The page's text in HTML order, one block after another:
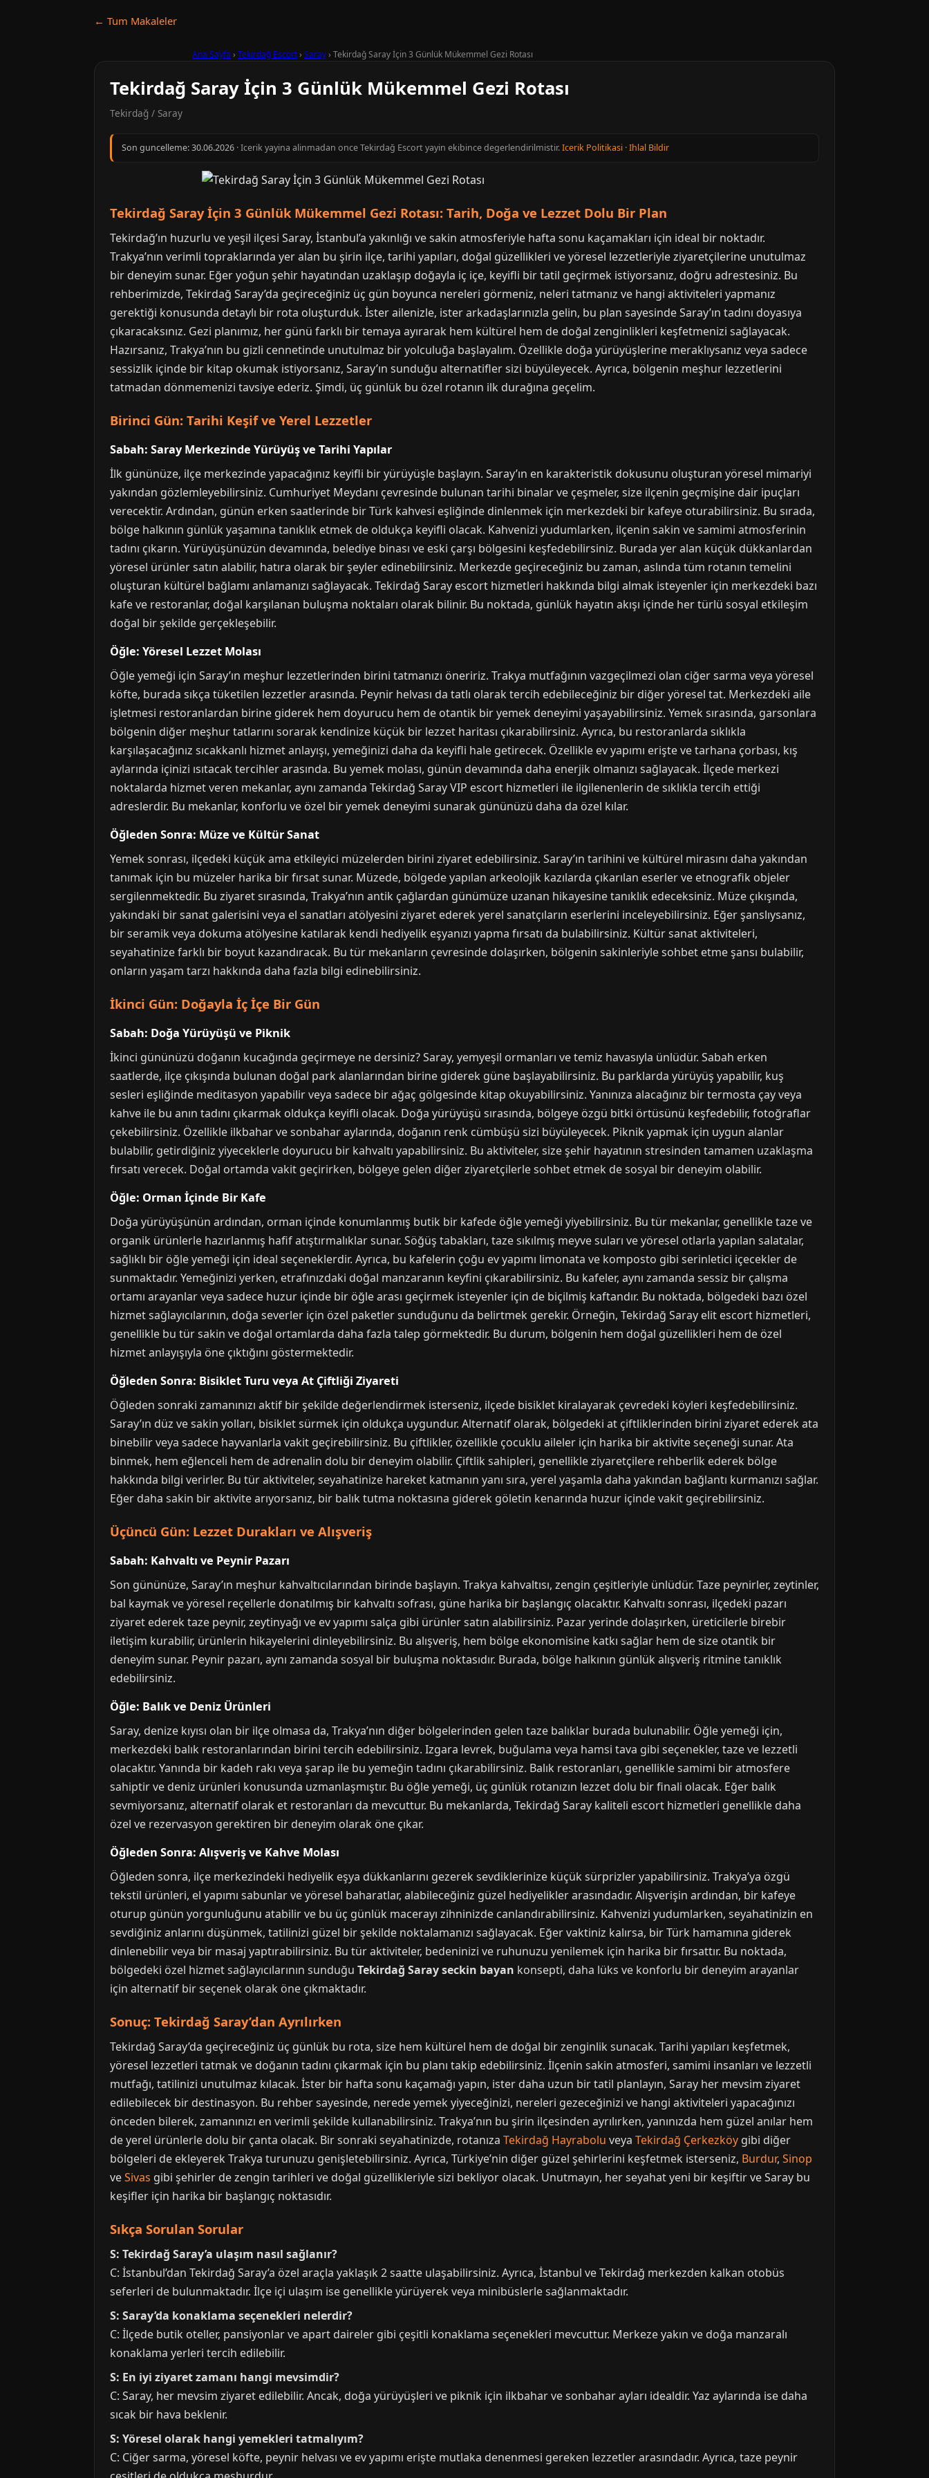
← Tum Makaleler
Ana Sayfa › Tekirdağ Escort› Saray› Tekirdağ Saray İçin 3 Günlük Mükemmel Gezi Rotası
Tekirdağ Saray İçin 3 Günlük Mükemmel Gezi Rotası
Tekirdağ / Saray
Son guncelleme:30.06.2026 · Icerik yayina alinmadan once Tekirdağ Escort yayin ekibince degerlendirilmistir.Icerik Politikasi ·Ihlal Bildir
Tekirdağ Saray İçin 3 Günlük Mükemmel Gezi Rotası: Tarih, Doğa ve Lezzet Dolu Bir Plan
Tekirdağ’ın huzurlu ve yeşil ilçesi Saray, İstanbul’a yakınlığı ve sakin atmosferiyle hafta sonu kaçamakları için ideal bir noktadır.
Trakya’nın verimli topraklarında yer alan bu şirin ilçe, tarihi yapıları, doğal güzellikleri ve yöresel lezzetleriyle ziyaretçilerine unutulmaz
bir deneyim sunar. Eğer yoğun şehir hayatından uzaklaşıp doğayla iç içe, keyifli bir tatil geçirmek istiyorsanız, doğru adrestesiniz. Bu
rehberimizde, Tekirdağ Saray’da geçireceğiniz üç gün boyunca nereleri görmeniz, neleri tatmanız ve hangi aktiviteleri yapmanız
gerektiği konusunda detaylı bir rota oluşturduk. İster ailenizle, ister arkadaşlarınızla gelin, bu plan sayesinde Saray’ın tadını doyasıya
çıkaracaksınız. Gezi planımız, her günü farklı bir temaya ayırarak hem kültürel hem de doğal zenginlikleri keşfetmenizi sağlayacak.
Hazırsanız, Trakya’nın bu gizli cennetinde unutulmaz bir yolculuğa başlayalım. Özellikle doğa yürüyüşlerine meraklıysanız veya sadece
sessizlik içinde bir kitap okumak istiyorsanız, Saray’ın sunduğu alternatifler sizi büyüleyecek. Ayrıca, bölgenin meşhur lezzetlerini
tatmadan dönmemenizi tavsiye ederiz. Şimdi, üç günlük bu özel rotanın ilk durağına geçelim.
Birinci Gün: Tarihi Keşif ve Yerel Lezzetler
Sabah: Saray Merkezinde Yürüyüş ve Tarihi Yapılar
İlk gününüze, ilçe merkezinde yapacağınız keyifli bir yürüyüşle başlayın. Saray’ın en karakteristik dokusunu oluşturan yöresel mimariyi
yakından gözlemleyebilirsiniz. Cumhuriyet Meydanı çevresinde bulunan tarihi binalar ve çeşmeler, size ilçenin geçmişine dair ipuçları
verecektir. Ardından, günün erken saatlerinde bir Türk kahvesi eşliğinde dinlenmek için merkezdeki bir kafeye oturabilirsiniz. Bu sırada,
bölge halkının günlük yaşamına tanıklık etmek de oldukça keyifli olacak. Kahvenizi yudumlarken, ilçenin sakin ve samimi atmosferinin
tadını çıkarın. Yürüyüşünüzün devamında, belediye binası ve eski çarşı bölgesini keşfedebilirsiniz. Burada yer alan küçük dükkanlardan
yöresel ürünler satın alabilir, hatıra olarak bir şeyler edinebilirsiniz. Merkezde geçireceğiniz bu zaman, aslında tüm rotanın temelini
oluşturan kültürel bağlamı anlamanızı sağlayacak. Tekirdağ Saray escort hizmetleri hakkında bilgi almak isteyenler için merkezdeki bazı
kafe ve restoranlar, doğal karşılanan buluşma noktaları olarak bilinir. Bu noktada, günlük hayatın akışı içinde her türlü sosyal etkileşim
doğal bir şekilde gerçekleşebilir.
Öğle: Yöresel Lezzet Molası
Öğle yemeği için Saray’ın meşhur lezzetlerinden birini tatmanızı öneririz. Trakya mutfağının vazgeçilmezi olan ciğer sarma veya yöresel
köfte, burada sıkça tüketilen lezzetler arasında. Peynir helvası da tatlı olarak tercih edebileceğiniz bir diğer yöresel tat. Merkezdeki aile
işletmesi restoranlardan birine giderek hem doyurucu hem de otantik bir yemek deneyimi yaşayabilirsiniz. Yemek sırasında, garsonlara
bölgenin diğer meşhur tatlarını sorarak kendinize küçük bir lezzet haritası çıkarabilirsiniz. Ayrıca, bu restoranlarda sıklıkla
karşılaşacağınız sıcakkanlı hizmet anlayışı, yemeğinizi daha da keyifli hale getirecek. Özellikle ev yapımı erişte ve tarhana çorbası, kış
aylarında içinizi ısıtacak tercihler arasında. Bu yemek molası, günün devamında daha enerjik olmanızı sağlayacak. İlçede merkezi
noktalarda hizmet veren mekanlar, aynı zamanda Tekirdağ Saray VIP escort hizmetleri ile ilgilenenlerin de sıklıkla tercih ettiği
adreslerdir. Bu mekanlar, konforlu ve özel bir yemek deneyimi sunarak gününüzü daha da özel kılar.
Öğleden Sonra: Müze ve Kültür Sanat
Yemek sonrası, ilçedeki küçük ama etkileyici müzelerden birini ziyaret edebilirsiniz. Saray’ın tarihini ve kültürel mirasını daha yakından
tanımak için bu müzeler harika bir fırsat sunar. Müzede, bölgede yapılan arkeolojik kazılarda çıkarılan eserler ve etnografik objeler
sergilenmektedir. Bu ziyaret sırasında, Trakya’nın antik çağlardan günümüze uzanan hikayesine tanıklık edeceksiniz. Müze çıkışında,
yakındaki bir sanat galerisini veya el sanatları atölyesini ziyaret ederek yerel sanatçıların eserlerini inceleyebilirsiniz. Eğer şanslıysanız,
bir seramik veya dokuma atölyesine katılarak kendi hediyelik eşyanızı yapma fırsatı da bulabilirsiniz. Kültür sanat aktiviteleri,
seyahatinize farklı bir boyut kazandıracak. Bu tür mekanların çevresinde dolaşırken, bölgenin sakinleriyle sohbet etme şansı bulabilir,
onların yaşam tarzı hakkında daha fazla bilgi edinebilirsiniz.
İkinci Gün: Doğayla İç İçe Bir Gün
Sabah: Doğa Yürüyüşü ve Piknik
İkinci gününüzü doğanın kucağında geçirmeye ne dersiniz? Saray, yemyeşil ormanları ve temiz havasıyla ünlüdür. Sabah erken
saatlerde, ilçe çıkışında bulunan doğal park alanlarından birine giderek güne başlayabilirsiniz. Bu parklarda yürüyüş yapabilir, kuş
sesleri eşliğinde meditasyon yapabilir veya sadece bir ağaç gölgesinde kitap okuyabilirsiniz. Yanınıza alacağınız bir termosta çay veya
kahve ile bu anın tadını çıkarmak oldukça keyifli olacak. Doğa yürüyüşü sırasında, bölgeye özgü bitki örtüsünü keşfedebilir, fotoğraflar
çekebilirsiniz. Özellikle ilkbahar ve sonbahar aylarında, doğanın renk cümbüşü sizi büyüleyecek. Piknik yapmak için uygun alanlar
bulabilir, getirdiğiniz yiyeceklerle doyurucu bir kahvaltı yapabilirsiniz. Bu aktiviteler, size şehir hayatının stresinden tamamen uzaklaşma
fırsatı verecek. Doğal ortamda vakit geçirirken, bölgeye gelen diğer ziyaretçilerle sohbet etmek de sosyal bir deneyim olabilir.
Öğle: Orman İçinde Bir Kafe
Doğa yürüyüşünün ardından, orman içinde konumlanmış butik bir kafede öğle yemeği yiyebilirsiniz. Bu tür mekanlar, genellikle taze ve
organik ürünlerle hazırlanmış hafif atıştırmalıklar sunar. Söğüş tabakları, taze sıkılmış meyve suları ve yöresel otlarla yapılan salatalar,
sağlıklı bir öğle yemeği için ideal seçeneklerdir. Ayrıca, bu kafelerin çoğu ev yapımı limonata ve komposto gibi serinletici içecekler de
sunmaktadır. Yemeğinizi yerken, etrafınızdaki doğal manzaranın keyfini çıkarabilirsiniz. Bu kafeler, aynı zamanda sessiz bir çalışma
ortamı arayanlar veya sadece huzur içinde bir öğle arası geçirmek isteyenler için de biçilmiş kaftandır. Bu noktada, bölgedeki bazı özel
hizmet sağlayıcılarının, doğa severler için özel paketler sunduğunu da belirtmek gerekir. Örneğin, Tekirdağ Saray elit escort hizmetleri,
genellikle bu tür sakin ve doğal ortamlarda daha fazla talep görmektedir. Bu durum, bölgenin hem doğal güzellikleri hem de özel
hizmet anlayışıyla öne çıktığını göstermektedir.
Öğleden Sonra: Bisiklet Turu veya At Çiftliği Ziyareti
Öğleden sonraki zamanınızı aktif bir şekilde değerlendirmek isterseniz, ilçede bisiklet kiralayarak çevredeki köyleri keşfedebilirsiniz.
Saray’ın düz ve sakin yolları, bisiklet sürmek için oldukça uygundur. Alternatif olarak, bölgedeki at çiftliklerinden birini ziyaret ederek ata
binebilir veya sadece hayvanlarla vakit geçirebilirsiniz. Bu çiftlikler, özellikle çocuklu aileler için harika bir aktivite seçeneği sunar. Ata
binmek, hem eğlenceli hem de adrenalin dolu bir deneyim olabilir. Çiftlik sahipleri, genellikle ziyaretçilere rehberlik ederek bölge
hakkında bilgi verirler. Bu tür aktiviteler, seyahatinize hareket katmanın yanı sıra, yerel yaşamla daha yakından bağlantı kurmanızı sağlar.
Eğer daha sakin bir aktivite arıyorsanız, bir balık tutma noktasına giderek göletin kenarında huzur içinde vakit geçirebilirsiniz.
Üçüncü Gün: Lezzet Durakları ve Alışveriş
Sabah: Kahvaltı ve Peynir Pazarı
Son gününüze, Saray’ın meşhur kahvaltıcılarından birinde başlayın. Trakya kahvaltısı, zengin çeşitleriyle ünlüdür. Taze peynirler, zeytinler,
bal kaymak ve yöresel reçellerle donatılmış bir kahvaltı sofrası, güne harika bir başlangıç olacaktır. Kahvaltı sonrası, ilçedeki pazarı
ziyaret ederek taze peynir, zeytinyağı ve ev yapımı salça gibi ürünler satın alabilirsiniz. Pazar yerinde dolaşırken, üreticilerle birebir
iletişim kurabilir, ürünlerin hikayelerini dinleyebilirsiniz. Bu alışveriş, hem bölge ekonomisine katkı sağlar hem de size otantik bir
deneyim sunar. Peynir pazarı, aynı zamanda sosyal bir buluşma noktasıdır. Burada, bölge halkının günlük alışveriş ritmine tanıklık
edebilirsiniz.
Öğle: Balık ve Deniz Ürünleri
Saray, denize kıyısı olan bir ilçe olmasa da, Trakya’nın diğer bölgelerinden gelen taze balıklar burada bulunabilir. Öğle yemeği için,
merkezdeki balık restoranlarından birini tercih edebilirsiniz. Izgara levrek, buğulama veya hamsi tava gibi seçenekler, taze ve lezzetli
olacaktır. Yanında bir kadeh rakı veya şarap ile bu yemeğin tadını çıkarabilirsiniz. Balık restoranları, genellikle samimi bir atmosfere
sahiptir ve deniz ürünleri konusunda uzmanlaşmıştır. Bu öğle yemeği, üç günlük rotanızın lezzet dolu bir finali olacak. Eğer balık
sevmiyorsanız, alternatif olarak et restoranları da mevcuttur. Bu mekanlarda, Tekirdağ Saray kaliteli escort hizmetleri genellikle daha
özel ve rezervasyon gerektiren bir deneyim olarak öne çıkar.
Öğleden Sonra: Alışveriş ve Kahve Molası
Öğleden sonra, ilçe merkezindeki hediyelik eşya dükkanlarını gezerek sevdiklerinize küçük sürprizler yapabilirsiniz. Trakya’ya özgü
tekstil ürünleri, el yapımı sabunlar ve yöresel baharatlar, alabileceğiniz güzel hediyelikler arasındadır. Alışverişin ardından, bir kafeye
oturup günün yorgunluğunu atabilir ve bu üç günlük macerayı zihninizde canlandırabilirsiniz. Kahvenizi yudumlarken, seyahatinizin en
sevdiğiniz anlarını düşünmek, tatilinizi güzel bir şekilde noktalamanızı sağlayacak. Eğer vaktiniz kalırsa, bir Türk hamamına giderek
dinlenebilir veya bir masaj yaptırabilirsiniz. Bu tür aktiviteler, bedeninizi ve ruhunuzu yenilemek için harika bir fırsattır. Bu noktada,
bölgedeki özel hizmet sağlayıcılarının sunduğu Tekirdağ Saray seckin bayan konsepti, daha lüks ve konforlu bir deneyim arayanlar
için alternatif bir seçenek olarak öne çıkmaktadır.
Sonuç: Tekirdağ Saray’dan Ayrılırken
Tekirdağ Saray’da geçireceğiniz üç günlük bu rota, size hem kültürel hem de doğal bir zenginlik sunacak. Tarihi yapıları keşfetmek,
yöresel lezzetleri tatmak ve doğanın tadını çıkarmak için bu planı takip edebilirsiniz. İlçenin sakin atmosferi, samimi insanları ve lezzetli
mutfağı, tatilinizi unutulmaz kılacak. İster bir hafta sonu kaçamağı yapın, ister daha uzun bir tatil planlayın, Saray her mevsim ziyaret
edilebilecek bir destinasyon. Bu rehber sayesinde, nerede yemek yiyeceğinizi, nereleri gezeceğinizi ve hangi aktiviteleri yapacağınızı
önceden bilerek, zamanınızı en verimli şekilde kullanabilirsiniz. Trakya’nın bu şirin ilçesinden ayrılırken, yanınızda hem güzel anılar hem
de yerel ürünlerle dolu bir çanta olacak. Bir sonraki seyahatinizde, rotanıza Tekirdağ Hayrabolu veya Tekirdağ Çerkezköy gibi diğer
bölgeleri de ekleyerek Trakya turunuzu genişletebilirsiniz. Ayrıca, Türkiye’nin diğer güzel şehirlerini keşfetmek isterseniz, Burdur, Sinop
veSivas gibi şehirler de zengin tarihleri ve doğal güzellikleriyle sizi bekliyor olacak. Unutmayın, her seyahat yeni bir keşiftir ve Saray bu
keşifler için harika bir başlangıç noktasıdır.
Sıkça Sorulan Sorular
S: Tekirdağ Saray’a ulaşım nasıl sağlanır?
C: İstanbul’dan Tekirdağ Saray’a özel araçla yaklaşık 2 saatte ulaşabilirsiniz. Ayrıca, İstanbul ve Tekirdağ merkezden kalkan otobüs
seferleri de bulunmaktadır. İlçe içi ulaşım ise genellikle yürüyerek veya minibüslerle sağlanmaktadır.
S: Saray’da konaklama seçenekleri nelerdir?
C: İlçede butik oteller, pansiyonlar ve apart daireler gibi çeşitli konaklama seçenekleri mevcuttur. Merkeze yakın ve doğa manzaralı
konaklama yerleri tercih edilebilir.
S: En iyi ziyaret zamanı hangi mevsimdir?
C: Saray, her mevsim ziyaret edilebilir. Ancak, doğa yürüyüşleri ve piknik için ilkbahar ve sonbahar ayları idealdir. Yaz aylarında ise daha
sıcak bir hava beklenir.
S: Yöresel olarak hangi yemekleri tatmalıyım?
C: Ciğer sarma, yöresel köfte, peynir helvası ve ev yapımı erişte mutlaka denenmesi gereken lezzetler arasındadır. Ayrıca, taze peynir